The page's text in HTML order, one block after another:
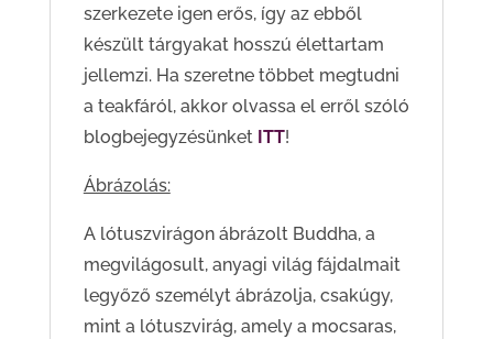
szerkezete igen erős, így az ebből
készült tárgyakat hosszú élettartam
jellemzi. Ha szeretne többet megtudni
a teakfáról, akkor olvassa el erről szóló
blogbejegyzésünket ITT!
Ábrázolás:
A lótuszvirágon ábrázolt Buddha, a
megvilágosult, anyagi világ fájdalmait
legyőző személyt ábrázolja, csakúgy,
mint a lótuszvirág, amely a mocsaras,